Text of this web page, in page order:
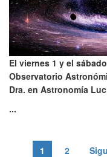
El viernes 1 y el
Observatorio
Dra. en Astronomía
...
1
2